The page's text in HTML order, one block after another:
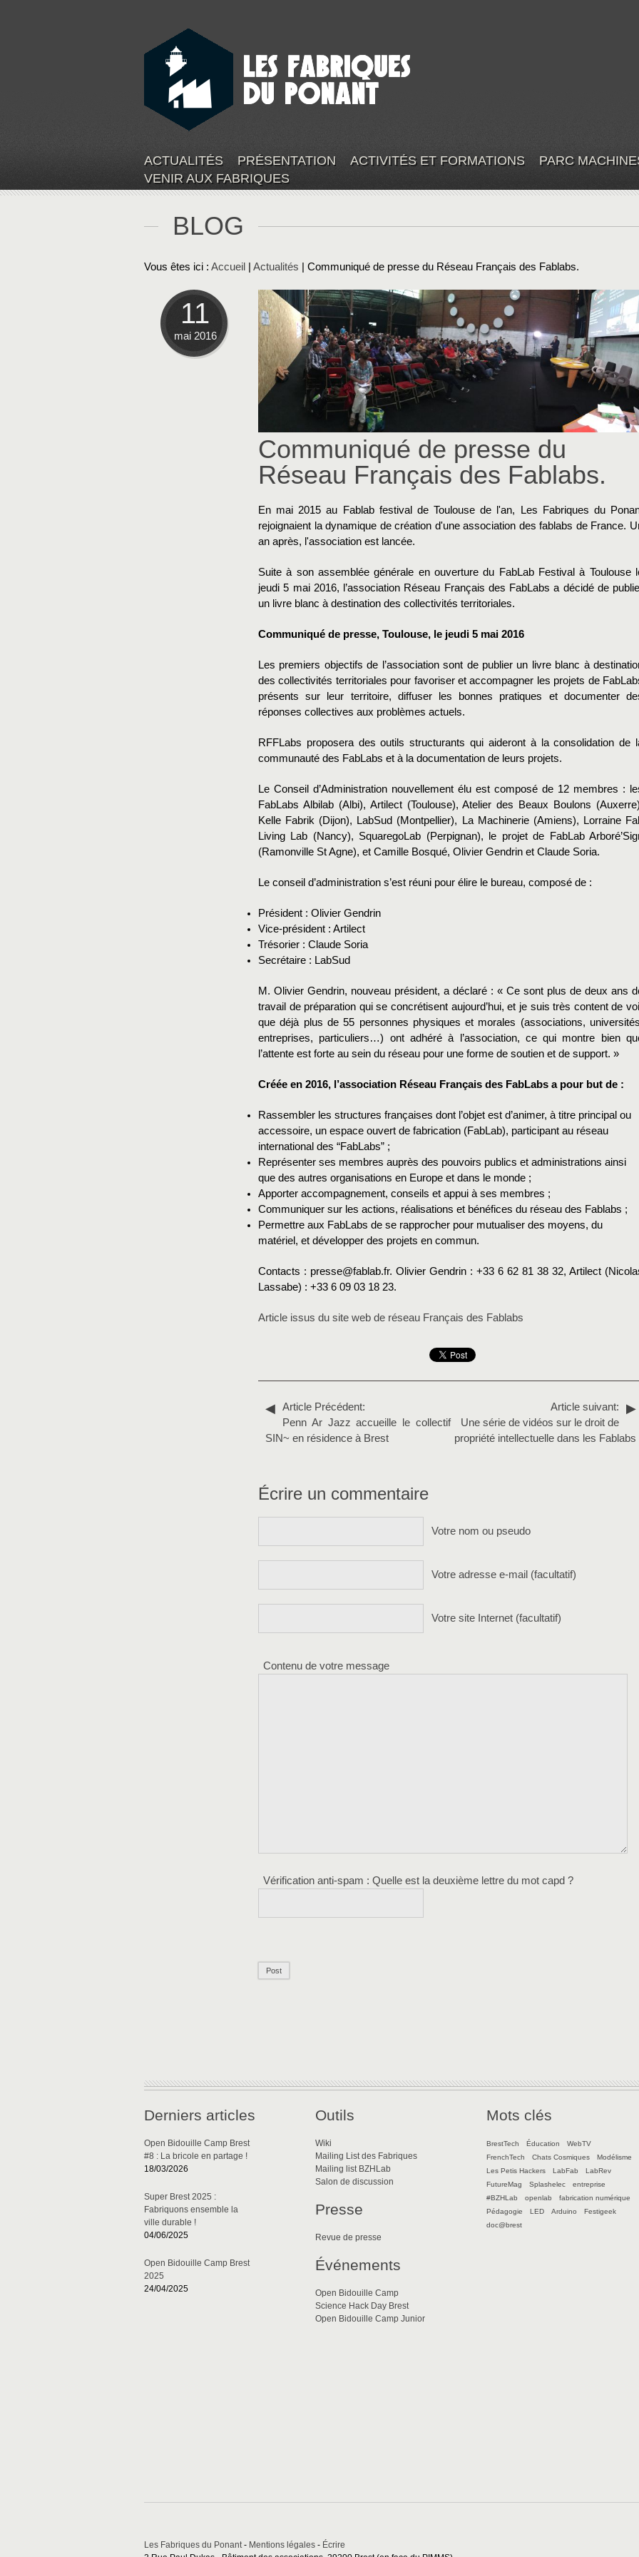
ACTUALITÉS PRÉSENTATION ACTIVITÉS ET FORMATIONS PARC
VENIR AUX FABRIQUES
BLOG
Vous êtes ici : Accueil Actualités | Communiqué de presse du Réseau Français des Fablabs.
11
mai 2016
Communiqué de presse du
Réseau Français des Fablabs.
En mai 2015 au Fablab festival de Toulouse de l'an, Les Fabriques du
rejoignaient la dynamique de création d'une association des fablabs de France.
an après, l'association est lancée.
Suite à son assemblée générale en ouverture du FabLab Festival à Toulouse
jeudi 5 mai 2016, l’association Réseau Français des FabLabs a décidé de
un livre blanc à destination des collectivités territoriales.
Communiqué de presse, Toulouse, le jeudi 5 mai 2016
Les premiers objectifs de l’association sont de publier un livre blanc à
des collectivités territoriales pour favoriser et accompagner les projets de
présents sur leur territoire, diffuser les bonnes pratiques et documenter
réponses collectives aux problèmes actuels.
RFFLabs proposera des outils structurants qui aideront à la consolidation de
communauté des FabLabs et à la documentation de leurs projets.
Le Conseil d’Administration nouvellement élu est composé de 12 membres :
FabLabs Albilab (Albi), Artilect (Toulouse), Atelier des Beaux Boulons
Kelle Fabrik (Dijon), LabSud (Montpellier), La Machinerie (Amiens), Lorraine
Living Lab (Nancy), SquaregoLab (Perpignan), le projet de FabLab
(Ramonville St Agne), et Camille Bosqué, Olivier Gendrin et Claude Soria.
Le conseil d’administration s’est réuni pour élire le bureau, composé de :
Président : Olivier Gendrin
Vice-président : Artilect
Trésorier : Claude Soria
Secrétaire : LabSud
M. Olivier Gendrin, nouveau président, a déclaré : « Ce sont plus de deux ans
travail de préparation qui se concrétisent aujourd’hui, et je suis très content de
que déjà plus de 55 personnes physiques et morales (associations,
entreprises, particuliers…) ont adhéré à l’association, ce qui montre bien
l’attente est forte au sein du réseau pour une forme de soutien et de support. »
Créée en 2016, l’association Réseau Français des FabLabs a pour but de :
Rassembler les structures françaises dont l’objet est d’animer, à titre principal ou
accessoire, un espace ouvert de fabrication (FabLab), participant au réseau
international des “FabLabs” ;
Représenter ses membres auprès des pouvoirs publics et administrations ainsi
que des autres organisations en Europe et dans le monde ;
Apporter accompagnement, conseils et appui à ses membres ;
Communiquer sur les actions, réalisations et bénéfices du réseau des Fablabs ;
Permettre aux FabLabs de se rapprocher pour mutualiser des moyens, du
matériel, et développer des projets en commun.
Contacts : presse@fablab.fr. Olivier Gendrin : +33 6 62 81 38 32, Artilect
Lassabe) : +33 6 09 03 18 23.
Article issus du site web de réseau Français des Fablabs
Article Précédent:
Penn Ar Jazz accueille le collectif
SIN~ en résidence à Brest
Article suivant:
Une série de vidéos sur le droit de
propriété intellectuelle dans les Fablabs
Écrire un commentaire
Votre nom ou pseudo
Votre adresse e-mail (facultatif)
Votre site Internet (facultatif)
Contenu de votre message
Vérification anti-spam : Quelle est ladeuxième lettre du mot capd ?
Derniers articles
Open Bidouille Camp Brest
#8 : La bricole en partage !
18/03/2026
Super Brest 2025 :
Fabriquons ensemble la
ville durable !
04/06/2025
Open Bidouille Camp Brest
2025
24/04/2025
Outils
Wiki
Mailing List des Fabriques
Mailing list BZHLab
Salon de discussion
Presse
Revue de presse
Événements
Open Bidouille Camp
Science Hack Day Brest
Open Bidouille Camp Junior
Mots clés
BrestTech Éducation
WebTV
FrenchTech
Chats Cosmiques
Modélisme
Les Petis Hackers
LabFab
LabRev
FutureMag
Splashelec
entreprise
#BZHLab
openlab
fabrication numérique
Pédagogie
LED Arduino
Festigeek
doc@brest
Les Fabriques du Ponant- Mentions légales - Écrire